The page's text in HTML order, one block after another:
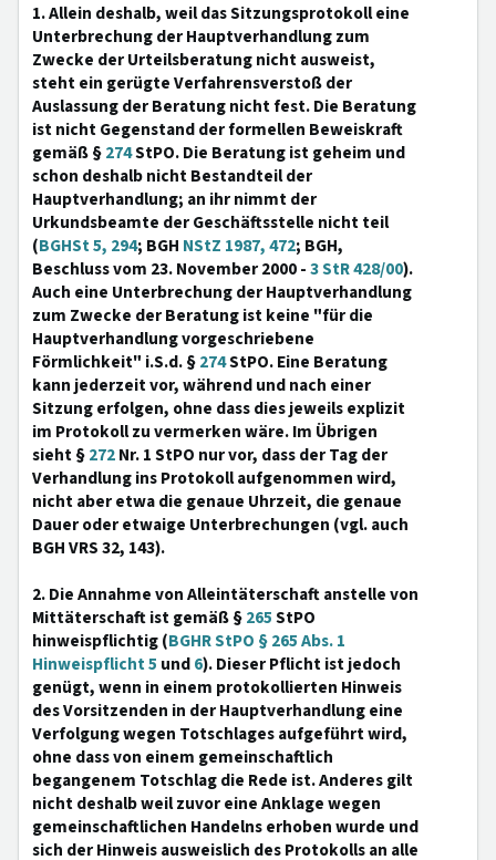
1. Allein deshalb, weil das Sitzungsprotokoll eine
Unterbrechung der Hauptverhandlung zum
Zwecke der Urteilsberatung nicht ausweist,
steht ein gerügte Verfahrensverstoß der
Auslassung der Beratung nicht fest. Die Beratung
ist nicht Gegenstand der formellen Beweiskraft
gemäß §274StPO. Die Beratung ist geheim und
schon deshalb nicht Bestandteil der
Hauptverhandlung; an ihr nimmt der
Urkundsbeamte der Geschäftsstelle nicht teil
(BGHSt 5, 294; BGH NStZ 1987, 472; BGH,
Beschluss vom 23. November 2000 -3 StR 428/00).
Auch eine Unterbrechung der Hauptverhandlung
zum Zwecke der Beratung ist keine "für die
Hauptverhandlung vorgeschriebene
Förmlichkeit" i.S.d. §274StPO. Eine Beratung
kann jederzeit vor, während und nach einer
Sitzung erfolgen, ohne dass dies jeweils explizit
im Protokoll zu vermerken wäre. Im Übrigen
sieht §272Nr. 1 StPO nur vor, dass der Tag der
Verhandlung ins Protokoll aufgenommen wird,
nicht aber etwa die genaue Uhrzeit, die genaue
Dauer oder etwaige Unterbrechungen (vgl. auch
BGH VRS 32, 143).
2. Die Annahme von Alleintäterschaft anstelle von
Mittäterschaft ist gemäß §265StPO
hinweispflichtig (BGHR StPO § 265 Abs. 1
Hinweispflicht 5 und6). Dieser Pflicht ist jedoch
genügt, wenn in einem protokollierten Hinweis
des Vorsitzenden in der Hauptverhandlung eine
Verfolgung wegen Totschlages aufgeführt wird,
ohne dass von einem gemeinschaftlich
begangenem Totschlag die Rede ist. Anderes gilt
nicht deshalb weil zuvor eine Anklage wegen
gemeinschaftlichen Handelns erhoben wurde und
sich der Hinweis ausweislich des Protokolls an alle